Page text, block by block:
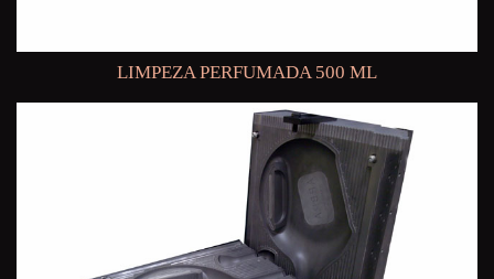
LIMPEZA PERFUMADA 500 ML